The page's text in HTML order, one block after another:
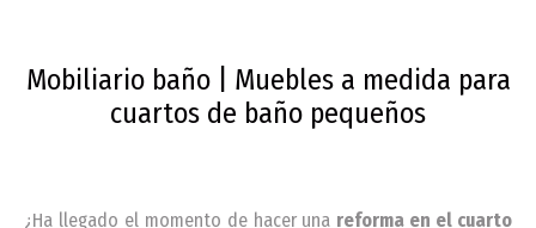
Mobiliario baño | Muebles a medida para
cuartos de baño pequeños
¿Ha llegado el momento de hacer una reforma en el cuarto